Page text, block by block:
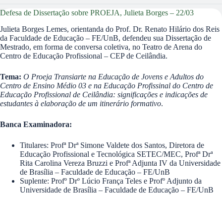
Defesa de Dissertação sobre PROEJA, Julieta Borges – 22/03
Julieta Borges Lemes, orientanda do Prof. Dr. Renato Hilário dos Reis
da Faculdade de Educação – FE/UnB, defendeu sua Dissertação de
Mestrado, em forma de conversa coletiva, no Teatro de Arena do
Centro de Educação Profissional – CEP de Ceilândia.
Tema: O Proeja Transiarte na Educação de Jovens e Adultos do
Centro de Ensino Médio 03 e na Educação Profissinal do Centro de
Educação Profissional de Ceilândia: significações e indicações de
estudantes à elaboração de um itinerário formativo.
Banca Examinadora:
Titulares: Profª Drª Simone Valdete dos Santos, Diretora de
Educação Profissional e Tecnológica SETEC/MEC, Profª Drª
Rita Carolina Vereza Bruzzi e Profª Adjunta IV da Universidade
de Brasília – Faculdade de Educação – FE/UnB
Suplente: Profº Drº Lúcio França Teles e Profº Adjunto da
Universidade de Brasília – Faculdade de Educação – FE/UnB